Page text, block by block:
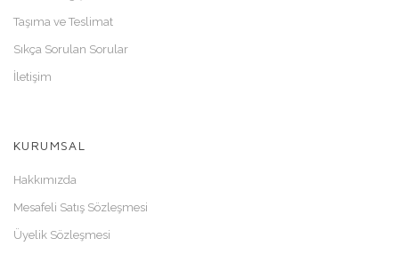
Taşıma ve Teslimat
Sıkça Sorulan Sorular
İletişim
KURUMSAL
Hakkımızda
Mesafeli Satış Sözleşmesi
Üyelik Sözleşmesi